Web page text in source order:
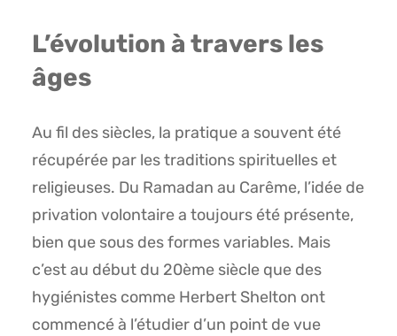
L’évolution à travers les
âges
Au fil des siècles, la pratique a souvent été
récupérée par les traditions spirituelles et
religieuses. Du Ramadan au Carême, l’idée de
privation volontaire a toujours été présente,
bien que sous des formes variables. Mais
c’est au début du 20ème siècle que des
hygiénistes comme Herbert Shelton ont
commencé à l’étudier d’un point de vue